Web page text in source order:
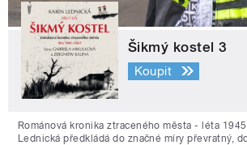
Šikmý kostel 3
Koupit
Románová kronika ztraceného města - léta
Lednická předkládá do značné míry převratný,